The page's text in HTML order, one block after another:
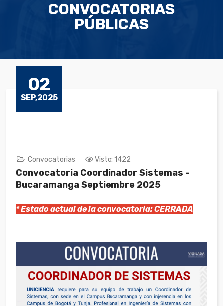
CONVOCATORIAS
PÚBLICAS
02
SEP,2025
Convocatorias Visto: 1422
Convocatoria Coordinador Sistemas -
Bucaramanga Septiembre 2025
* Estado actual de la convocatoria: CERRADA